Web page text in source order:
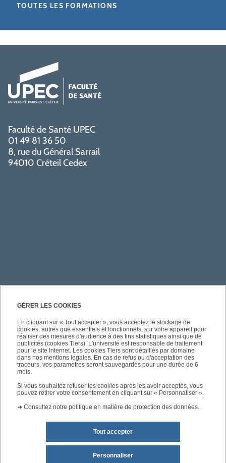
GÉRER LES COOKIES
En cliquant sur « Tout accepter », vous acceptez le stockage de
cookies, autres que essentiels et fonctionnels, sur votre appareil pour
réaliser des mesures d'audience à des fins statistiques ainsi que de
publicités (cookies Tiers). L'université est responsable de traitement
pour le site Internet. Les cookies Tiers sont détaillés par domaine
dans nos mentions légales. En cas de refus ou d'acceptation des
traceurs, vos paramètres seront sauvegardés pour une durée de 6
mois.
Si vous souhaitez refuser les cookies après les avoir acceptés, vous
pouvez retirer votre consentement en cliquant sur « Personnaliser ».
➜ Consultez notre politique en matière de protection des données.
Tout accepter
Personnaliser
TOUTES LES FORMATIONS
Faculté de Santé UPEC
01 49 81 36 50
8, rue du Général Sarrail
94010 Créteil Cedex
PRATIQUE
ACCÈS RAPIDES
SUIVEZ-NOUS